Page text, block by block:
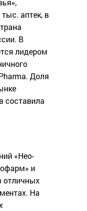
аптек, в
В
лидером
Доля
составила
«Нео-
и
отличных
На